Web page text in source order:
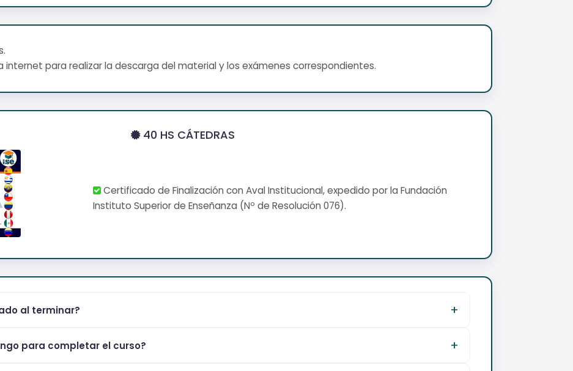
internet para realizar la descarga del material y los exámenes correspondientes.
40 HS CÁTEDRAS
Certificado de Finalización con Aval Institucional, expedido por la Fundación
Instituto Superior de Enseñanza (Nº de Resolución 076).
al terminar?
para completar el curso?